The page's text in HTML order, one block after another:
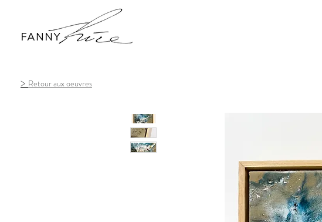
>Retour aux oeuvres